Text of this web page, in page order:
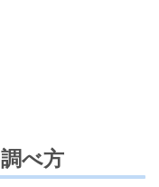
べ方